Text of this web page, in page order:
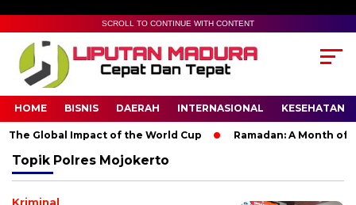
SCROLL TO CONTINUE WITH CONTENT
HOME BISNIS DAERAH INTERNASIONAL KESEHATAN
Global Impact of the World Cup Ramadan: A Month of
Topik Polres Mojokerto
Kriminal